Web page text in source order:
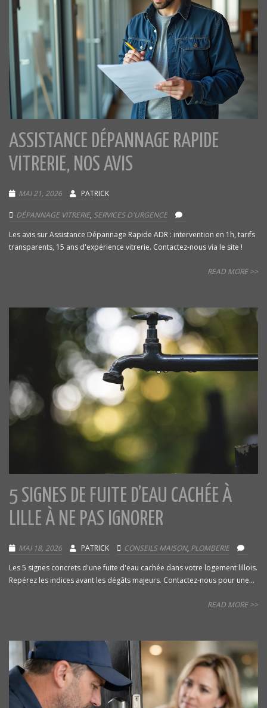
ASSISTANCE DÉPANNAGE RAPIDE
VITRERIE, NOS AVIS
MAI 21, 2026 PATRICK
DÉPANNAGE VITRERIE, SERVICES D'URGENCE
Les avis sur Assistance Dépannage Rapide ADR : intervention en 1h, tarifs
transparents, 15 ans d'expérience vitrerie. Contactez-nous via le site !
READ MORE >>
5 SIGNES DE FUITE D’EAU CACHÉE À
LILLE À NE PAS IGNORER
MAI 18, 2026 PATRICK CONSEILS MAISON, PLOMBERIE
Les 5 signes concrets d'une fuite d'eau cachée dans votre logement lillois.
Repérez les indices avant les dégâts majeurs. Contactez-nous pour une...
READ MORE >>